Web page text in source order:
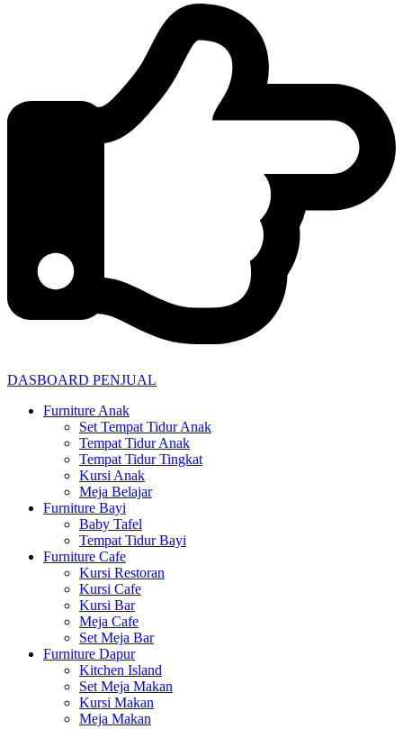
DASBOARD PENJUAL
Furniture Anak
Set Tempat Tidur Anak
Tempat Tidur Anak
Tempat Tidur Tingkat
Kursi Anak
Meja Belajar
Furniture Bayi
Baby Tafel
Tempat Tidur Bayi
Furniture Cafe
Kursi Restoran
Kursi Cafe
Kursi Bar
Meja Cafe
Set Meja Bar
Furniture Dapur
Kitchen Island
Set Meja Makan
Kursi Makan
Meja Makan